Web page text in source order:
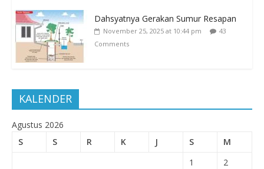
Dahsyatnya Gerakan Sumur Resapan
November 25, 2025 at 10:44 pm
43
Comments
KALENDER
Agustus 2026
S
S R K J S
M
1
2